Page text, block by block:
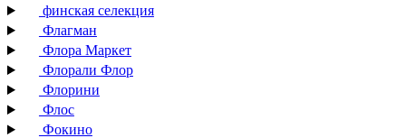
финская селекция
Флагман
Флора Маркет
Флорали Флор
Флорини
Флос
Фокино